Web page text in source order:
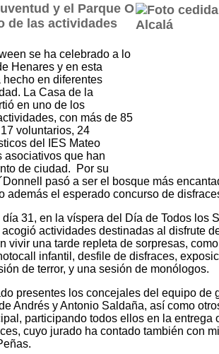
y el Parque O
de las actividades
se ha celebrado a lo
Henares y en esta
en diferentes
La Casa de la
en uno de los
con más de 85
voluntarios, 24
del IES Mateo
asociativos que han
de ciudad. Por su
pasó a ser el bosque más
además el esperado concurso de
día 31, en la víspera del Día de Todos los
acogió actividades destinadas al disfrute
vivir una tarde repleta de sorpresas,
infantil, desfile de disfraces,
de terror, y una sesión de monólogos.
presentes los concejales del equipo de
Andrés y Antonio Saldaña, así como
participando todos ellos en la entrega
cuyo jurado ha contado también con